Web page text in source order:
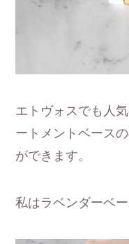
エトヴォスでも人
ートメントベース
ができます。
私はラベンダーベ